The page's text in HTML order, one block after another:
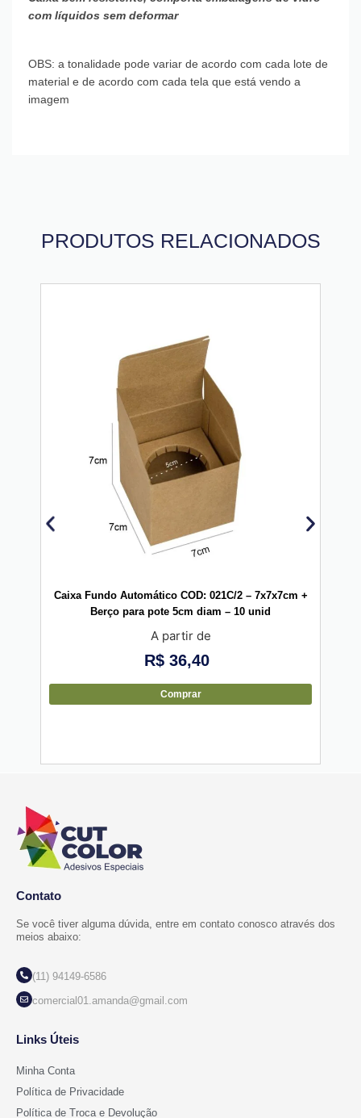
com líquidos sem deformar
OBS: a tonalidade pode variar de acordo com cada lote de
material e de acordo com cada tela que está vendo a
imagem
PRODUTOS RELACIONADOS
Caixa Fundo Automático COD: 021C/2 – 7x7x7cm +
Berço para pote 5cm diam – 10 unid
A partir de
R$36,40
Comprar
Contato
Se você tiver alguma dúvida, entre em contato conosco através dos
meios abaixo:
(11) 94149-6586
comercial01.amanda@gmail.com
Links Úteis
Minha Conta
Política de Privacidade
Política de Troca e Devolução